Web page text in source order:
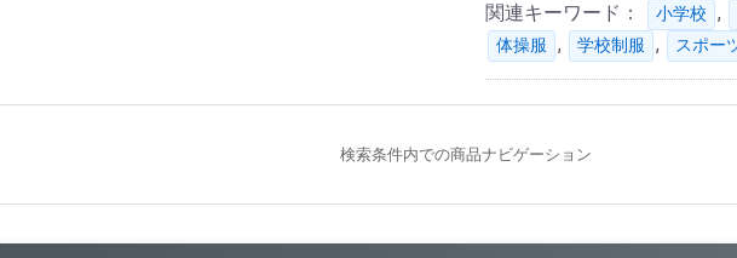
関連キーワード： 小学校 ,
体操服 , 学校制服 , スポー
検索条件内での商品ナビゲーション